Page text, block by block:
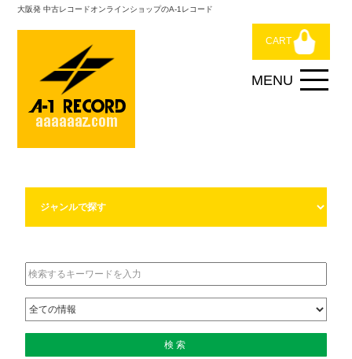
大阪発 中古レコードオンラインショップのA-1レコード
CART